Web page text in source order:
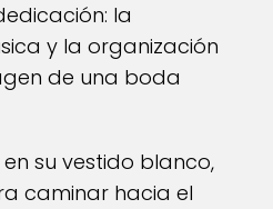
la
y la organización
de una boda
su vestido blanco,
caminar hacia el